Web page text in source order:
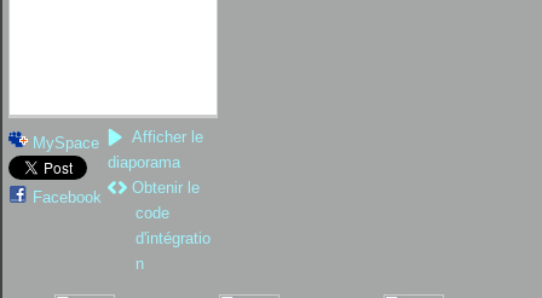
MySpace
Facebook
Afficher le
diaporama
Obtenir le
code
d'intégratio
n